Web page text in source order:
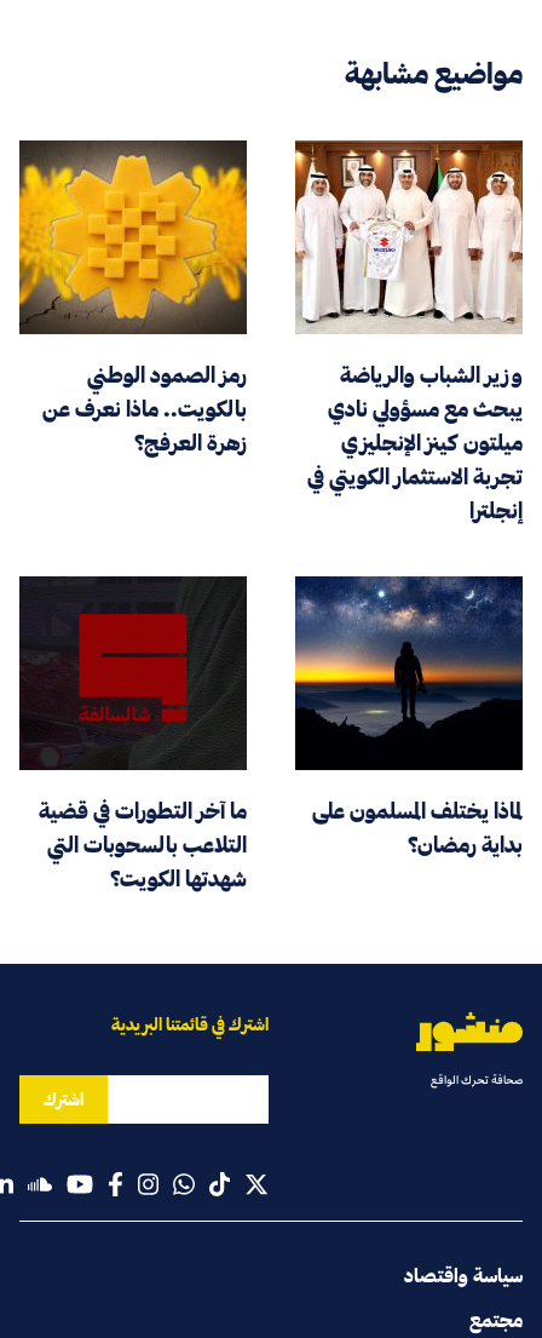
مواضيع مشابهة
وزير الشباب والرياضة
يبحث مع مسؤولي نادي
ميلتون كينز الإنجليزي
تجربة الاستثمار الكويتي في
إنجلترا
رمز الصمود الوطني
بالكويت.. ماذا نعرف عن
زهرة العرفج؟
لماذا يختلف المسلمون على
بداية رمضان؟
ما آخر التطورات في قضية
التلاعب بالسحوبات التي
شهدتها الكويت؟
صحافة تحرك الواقع
سياسة واقتصاد
مجتمع
اشترك في قائمتنا البريدية
اشترك